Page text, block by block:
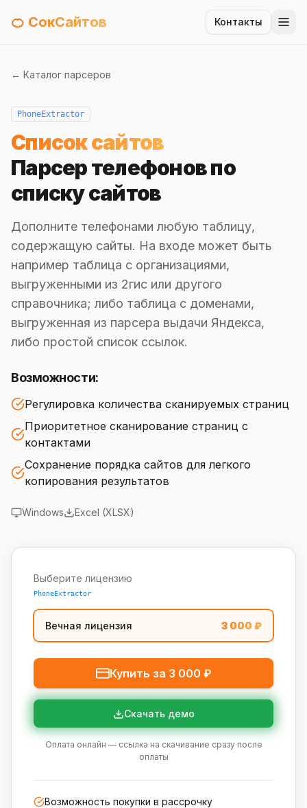
🍊 СокСайтов Контакты
← Каталог парсеров
PhoneExtractor
Список сайтов
Парсер телефонов по
списку сайтов
Дополните телефонами любую таблицу,
содержащую сайты. На входе может быть
например таблица с организациями,
выгруженными из 2гис или другого
справочника; либо таблица с доменами,
выгруженная из парсера выдачи Яндекса,
либо простой список ссылок.
Возможности:
Регулировка количества сканируемых страниц
Приоритетное сканирование страниц с
контактами
Сохранение порядка сайтов для легкого
копирования результатов
Windows Excel (XLSX)
Выберите лицензию
PhoneExtractor
Вечная лицензия 3 000 ₽
Купить за 3 000 ₽
Скачать демо
Оплата онлайн — ссылка на скачивание сразу после
оплаты
Возможность покупки в рассрочку